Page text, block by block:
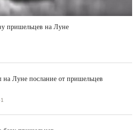
пришельцев на Луне
Луне послание от пришельцев